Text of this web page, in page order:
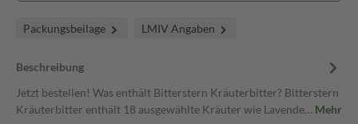
Packungsbeilage LMIV Angaben
Beschreibung
Jetzt bestellen! Was enthält Bitterstern Kräuterbitter? Bitterstern
Kräuterbitter enthält 18 ausgewählte Kräuter wie Lavende… Mehr